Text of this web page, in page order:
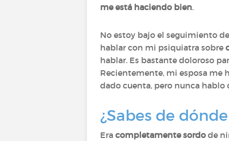
me está haciendo bien.
No estoy bajo el seguimiento
hablar con mi psiquiatra sobre
hablar. Es bastante doloroso
Recientemente, mi esposa me
dado cuenta, pero nunca hablo
¿Sabes de
Era completamente sordo de